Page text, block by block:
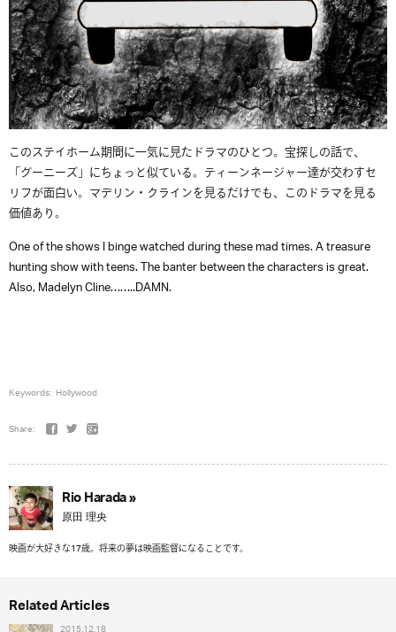
このステイホーム期間に一気に見たドラマのひとつ。宝探しの話で、
「グーニーズ」にちょっと似ている。ティーンネージャー達が交わすセ
リフが面白い。マデリン・クラインを見るだけでも、このドラマを見る
価値あり。
One of the shows I binge watched during these mad times. A treasure
hunting show with teens. The banter between the characters is great.
Also, Madelyn Cline……..DAMN.
Keywords: Hollywood
Share:
Rio Harada »
原田 理央
映画が大好きな17歳。将来の夢は映画監督になることです。
Related Articles